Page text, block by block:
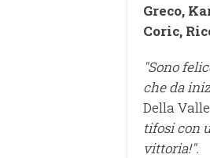
Greco,
Coric,
"Sono
che da
Della Valle
tifosi con
vittoria!".